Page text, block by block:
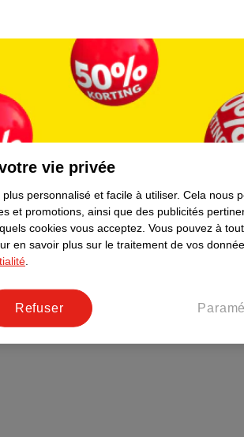
Formule commerciale
Coordonnées de l’entreprise
Plus durable
vie privée
personnalisé et facile à utiliser. Cela nous
et promotions, ainsi que des publicités
cookies vous acceptez. Vous pouvez à
en savoir plus sur le traitement de vos
Refuser